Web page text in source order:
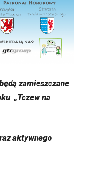
zamieszczane
„Tczew na
aktywnego